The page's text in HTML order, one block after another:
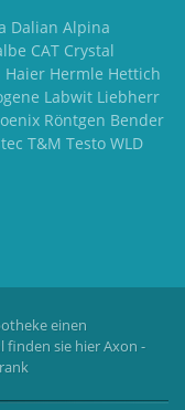
Dalian Alpina
CAT Crystal
Haier Hermle Hettich
Labwit Liebherr
Röntgen Bender
T&M Testo WLD
einen
finden sie hierAxon -